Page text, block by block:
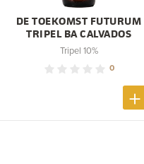
DE TOEKOMST FUTURUM
TRIPEL BA CALVADOS
Tripel 10%
0